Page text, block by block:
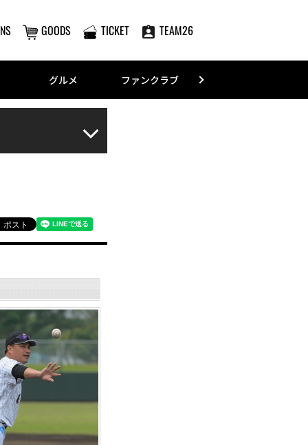
GOODS TICKET TEAM26
グルメ ファンクラブ